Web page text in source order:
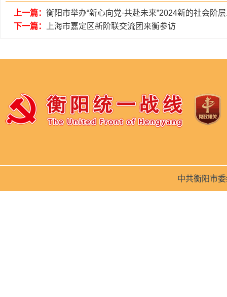
上一篇： 衡阳市举办“新心向党·共赴未来”2024新的社会阶
下一篇：
上海市嘉定区新阶联交流团来衡参访
中共衡阳市